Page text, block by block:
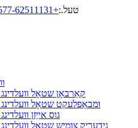
טעל.:+86-577-62511131
קאַרבאָן שטאָל
ומבאַפלעקט שטאָל
גוס אייַזן
נידעריק צומיש שטאָל